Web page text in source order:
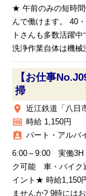
★ 午前のみの短時
んで働けます。 40
トさんも多数活躍
洗浄作業自体は機械
【お仕事
掃
place 近江鉄道「八日
money 時給 1,150円
assignment_ind パート・アルバ
6:00～9:00 実働
ク可能 車・バイク
イント★ 時給1,150
ませんか? 9時には